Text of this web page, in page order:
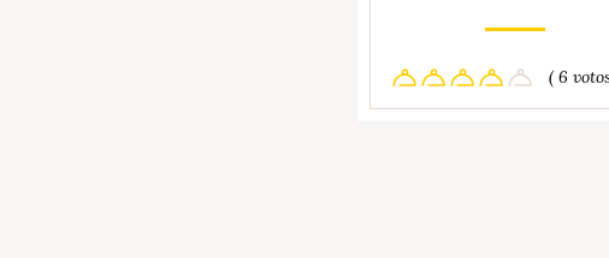
( 6